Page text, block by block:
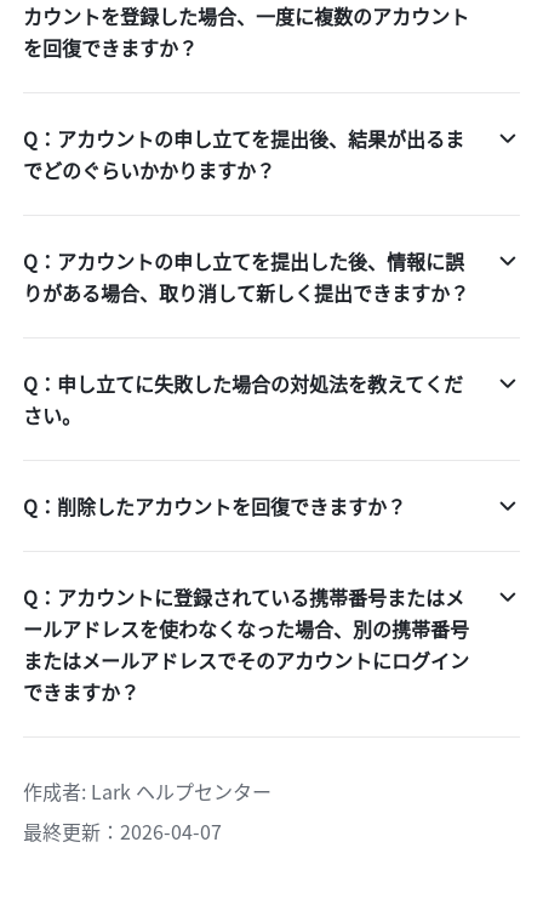
カウントを登録した場合、一度に複数のアカウント
を回復できますか？
Q：アカウントの申し立てを提出後、結果が出るま
でどのぐらいかかりますか？
Q：アカウントの申し立てを提出した後、情報に誤
りがある場合、取り消して新しく提出できますか？
Q：申し立てに失敗した場合の対処法を教えてくだ
さい。
Q：削除したアカウントを回復できますか？
Q：アカウントに登録されている携帯番号またはメ
ールアドレスを使わなくなった場合、別の携帯番号
またはメールアドレスでそのアカウントにログイン
できますか？
作成者: Lark ヘルプセンター
最終更新：2026-04-07